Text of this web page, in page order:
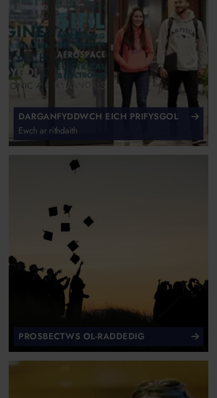
DARGANFYDDWCH EICH PRIFYSGOL
Ewch ar rithdaith
PROSBECTWS OL-RADDEDIG